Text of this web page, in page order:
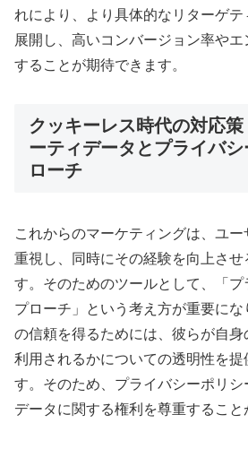
れにより、より具体的なリターゲ
展開し、高いコンバージョン率や
することが期待できます。
クッキーレス時代の対応
ーティデータとプライバ
ローチ
これからのマーケティングは、ユ
重視し、同時にその経験を向上させ
す。そのためのツールとして、「
プローチ」という考え方が重要に
の信頼を得るためには、彼らが自
利用されるかについての透明性を
す。そのため、プライバシーポリ
データに関する権利を尊重すること